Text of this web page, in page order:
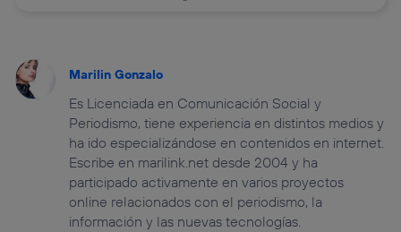
Marilin Gonzalo
Es Licenciada en Comunicación Social y
Periodismo, tiene experiencia en distintos medios y
ha ido especializándose en contenidos en internet.
Escribe en marilink.net desde 2004 y ha
participado activamente en varios proyectos
online relacionados con el periodismo, la
información y las nuevas tecnologías.